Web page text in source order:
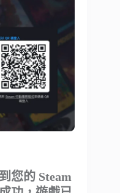
您的 Steam